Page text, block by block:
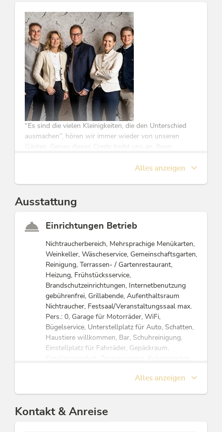
Familiennest Partnerbetrieb
Tiroler Wanderhotels
zertifizierter Wanderbertrieb
Österreichisches Umweltzeichen
“Es sind die vielen Kleinigkeiten, die den Unterschied
ausmachen”, hören wir immer wieder von unseren
Gästen. Genau dieses Credo treibt uns an, Ihren
Das Wohlfühlambiente im Böglerhof, gepaart mit
Ihre Gastgeber rund um Familie Duftner leben
Generation und verwöhnen Sie bei Ihrem
gelegenen, bodenständigen***** Hotelerleben Sie
entspannende und unvergessliche Momente zu zweit
oder mit der Familie.
Alles anzeigen
Ausstattung
Einrichtungen Betrieb
Nichtraucherbereich, Mehrsprachige Menükarten,
Weinkeller, Wäscheservice, Gemeinschaftsgarten,
Reinigung, Terrassen- / Gartenrestaurant,
Heizung, Frühstücksservice,
Brandschutzeinrichtungen, Internetbenutzung
gebührenfrei, Grillabende, Aufenthaltsraum
Nichtraucher, Festsaal/Veranstaltungssaal max.
Pers.: 0, Garage für Motorräder, WiFi,
Bügelservice, Unterstellplatz für Auto, Schatten,
Haustiere willkommen, Bar, Schuhreinigung,
Einstellplatz für Fahrräder, Gepäckraum,
Aufzug, Frühstücksraum, PKW-Parkplatz,
Motorrad-Parkplatz, Bürodienste, Gartenmöbel,
Alles anzeigen
Kontakt & Anreise